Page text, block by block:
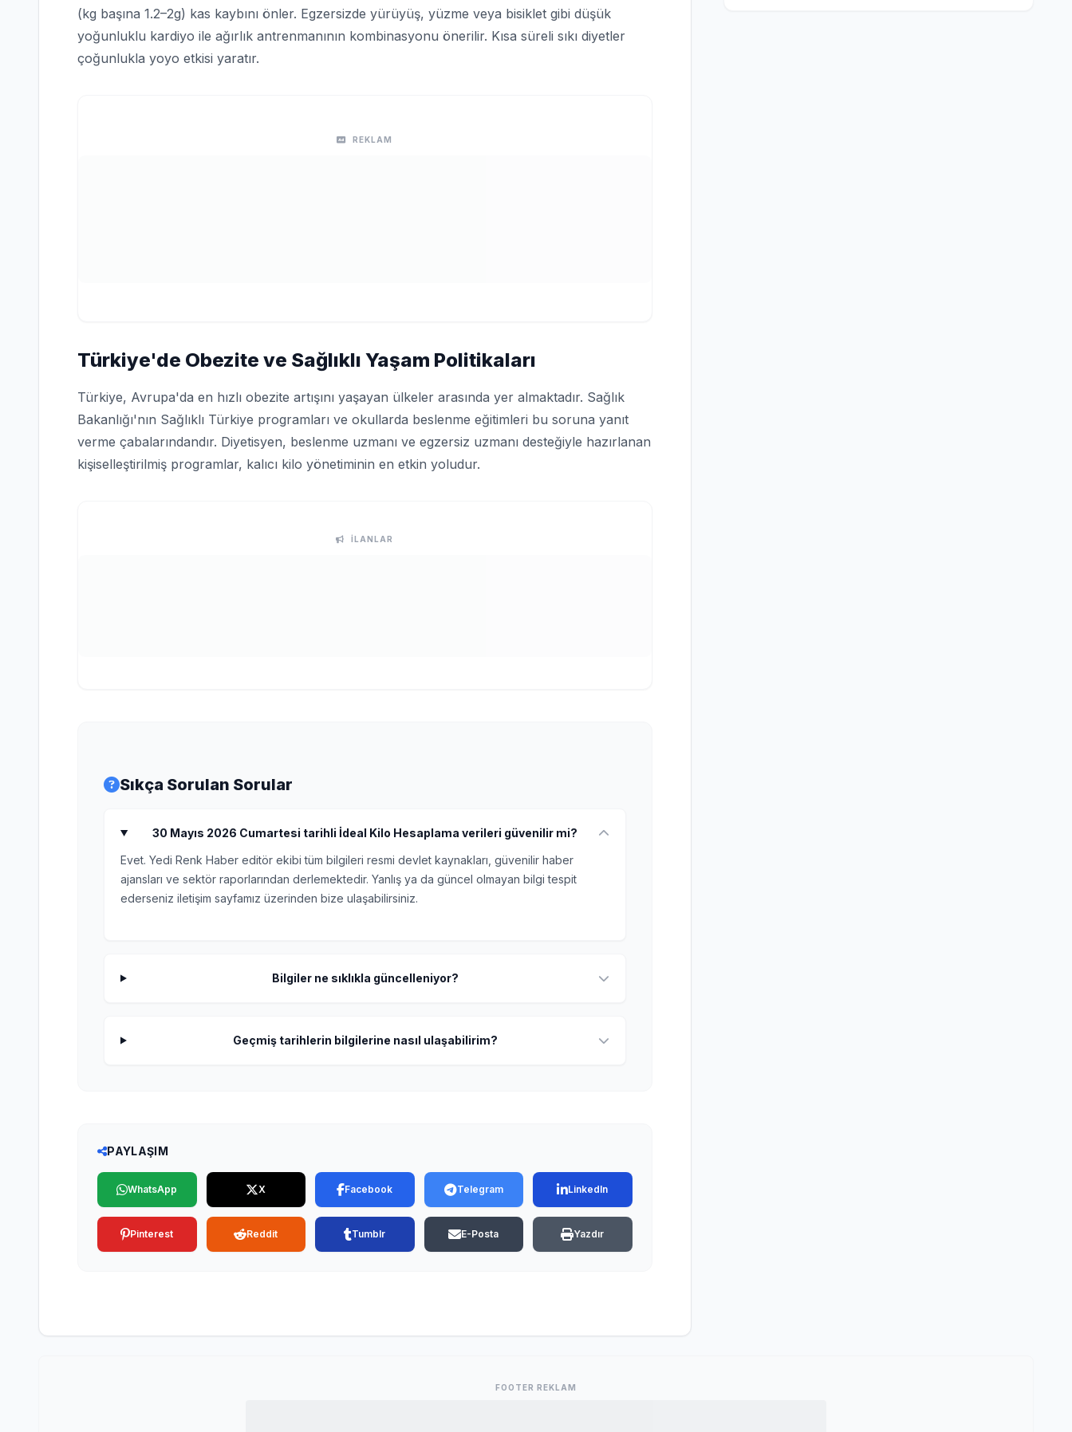
(kg başına 1.2–2g) kas kaybını önler. Egzersizde yürüyüş, yüzme veya bisiklet gibi düşük
yoğunluklu kardiyo ile ağırlık antrenmanının kombinasyonu önerilir. Kısa süreli sıkı diyetler
çoğunlukla yoyo etkisi yaratır.
REKLAM
Türkiye'de Obezite ve Sağlıklı Yaşam Politikaları
Türkiye, Avrupa'da en hızlı obezite artışını yaşayan ülkeler arasında yer almaktadır. Sağlık
Bakanlığı'nın Sağlıklı Türkiye programları ve okullarda beslenme eğitimleri bu soruna yanıt
verme çabalarındandır. Diyetisyen, beslenme uzmanı ve egzersiz uzmanı desteğiyle hazırlanan
kişiselleştirilmiş programlar, kalıcı kilo yönetiminin en etkin yoludur.
İLANLAR
Sıkça Sorulan Sorular
30 Mayıs 2026 Cumartesi tarihli İdeal Kilo Hesaplama verileri güvenilir mi?
Evet. Yedi Renk Haber editör ekibi tüm bilgileri resmi devlet kaynakları, güvenilir haber
ajansları ve sektör raporlarından derlemektedir. Yanlış ya da güncel olmayan bilgi tespit
ederseniz iletişim sayfamız üzerinden bize ulaşabilirsiniz.
Bilgiler ne sıklıkla güncelleniyor?
Geçmiş tarihlerin bilgilerine nasıl ulaşabilirim?
PAYLAŞIM
WhatsApp X Facebook Telegram LinkedIn
Pinterest Reddit Tumblr E-Posta Yazdır
FOOTER REKLAM